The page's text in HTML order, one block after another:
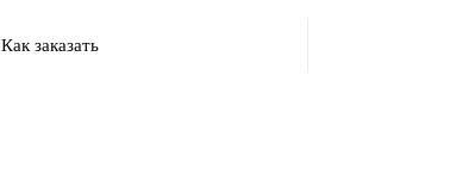
Как заказать